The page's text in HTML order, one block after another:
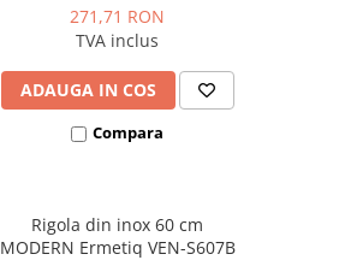
271,71 RON
TVA inclus
ADAUGA IN COS
Compara
Rigola din inox 60 cm
MODERN Ermetiq VEN-S607B